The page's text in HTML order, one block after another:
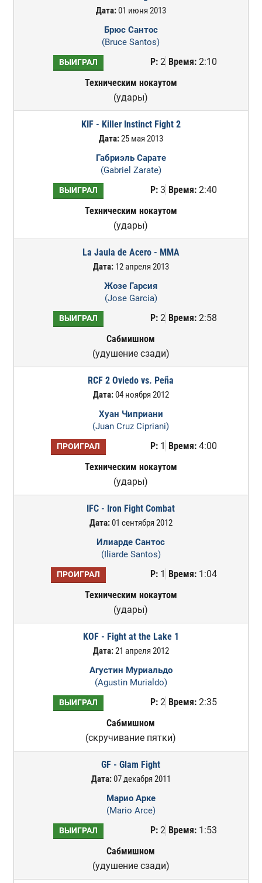
Дата:01 июня 2013
Брюс Сантос
(Bruce Santos)
ВЫИГРАЛ Р:2 Время:2:10
Техническим нокаутом
(удары)
KIF - Killer Instinct Fight 2
Дата:25 мая 2013
Габриэль Сарате
(Gabriel Zarate)
ВЫИГРАЛ Р:3 Время:2:40
Техническим нокаутом
(удары)
La Jaula de Acero - MMA
Дата:12 апреля 2013
Жозе Гарсия
(Jose Garcia)
ВЫИГРАЛ Р:2 Время:2:58
Сабмишном
(удушение сзади)
RCF 2 Oviedo vs. Peña
Дата:04 ноября 2012
Хуан Чиприани
(Juan Cruz Cipriani)
ПРОИГРАЛ Р:1 Время:4:00
Техническим нокаутом
(удары)
IFC - Iron Fight Combat
Дата:01 сентября 2012
Илиарде Сантос
(Iliarde Santos)
ПРОИГРАЛ Р:1 Время:1:04
Техническим нокаутом
(удары)
KOF - Fight at the Lake 1
Дата:21 апреля 2012
Агустин Муриальдо
(Agustin Murialdo)
ВЫИГРАЛ Р:2 Время:2:35
Сабмишном
(скручивание пятки)
GF - Glam Fight
Дата:07 декабря 2011
Марио Арке
(Mario Arce)
ВЫИГРАЛ Р:2 Время:1:53
Сабмишном
(удушение сзади)